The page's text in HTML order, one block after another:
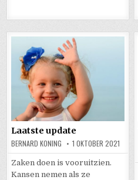
Laatste update
BERNARD KONING 1 OKTOBER 2021
Zaken doen is vooruitzien.
Kansen nemen als ze